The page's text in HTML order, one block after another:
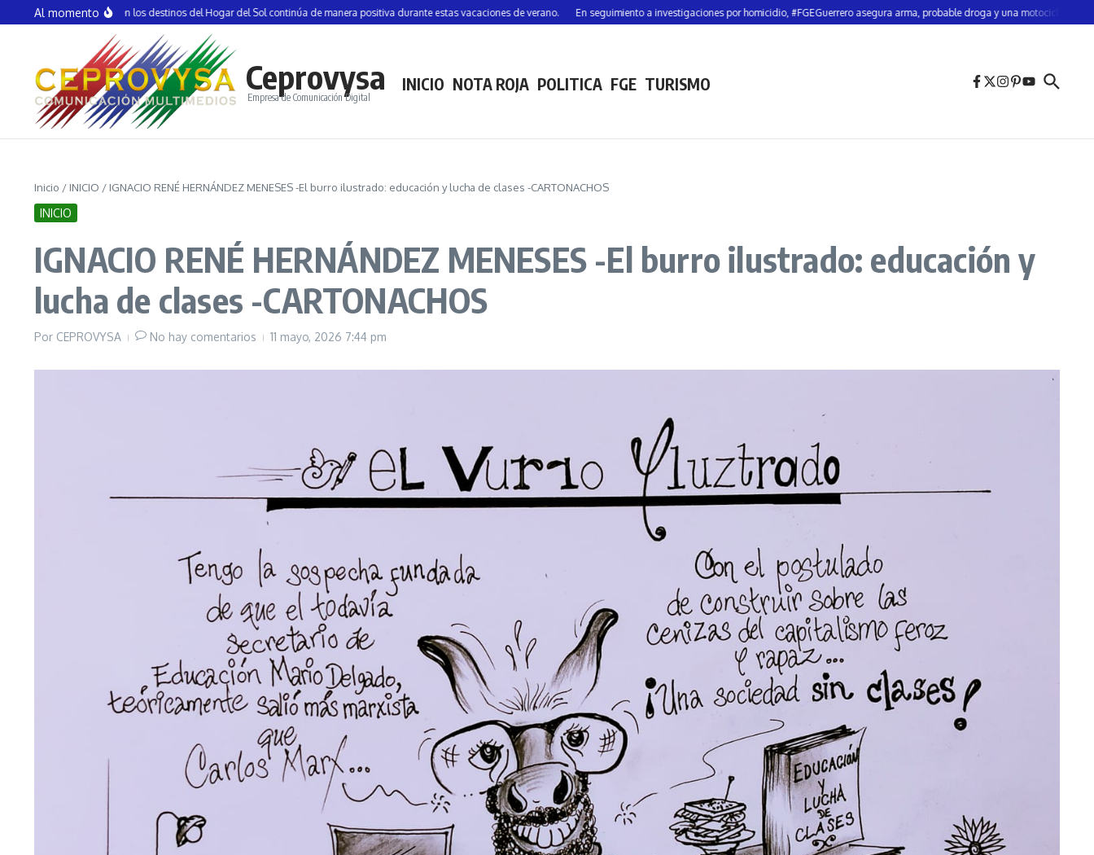
Saltar al contenido
Al momento
actividad turística en los destinos del Hogar del Sol continúa de manera positiva durante estas vacaciones de verano. En seguimiento a investigaciones por homicidio, #FGEGuerrero asegura arma, probable droga y una motocicleta durante
Ceprovysa
Empresa de Comunicación Digital
INICIO NOTA ROJA POLITICA FGE TURISMO
Inicio / INICIO / IGNACIO RENÉ HERNÁNDEZ MENESES -El burro ilustrado: educación y lucha de clases -CARTONACHOS
INICIO
IGNACIO RENÉ HERNÁNDEZ MENESES -El burro ilustrado: educación y
lucha de clases -CARTONACHOS
Por CEPROVYSA No hay comentarios 11 mayo, 2026 7:44 pm